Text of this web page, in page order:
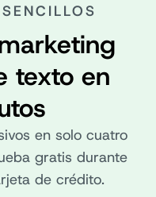
texto en
en solo cuatro
gratis durante
de crédito.